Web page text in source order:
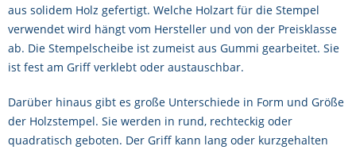
aus solidem Holz gefertigt. Welche Holzart für die Stempel
verwendet wird hängt vom Hersteller und von der Preisklasse
ab. Die Stempelscheibe ist zumeist aus Gummi gearbeitet. Sie
ist fest am Griff verklebt oder austauschbar.
Darüber hinaus gibt es große Unterschiede in Form und Größe
der Holzstempel. Sie werden in rund, rechteckig oder
quadratisch geboten. Der Griff kann lang oder kurzgehalten